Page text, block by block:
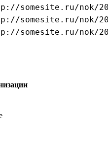
somesite.ru/nok/
somesite.ru/nok/
somesite.ru/nok/